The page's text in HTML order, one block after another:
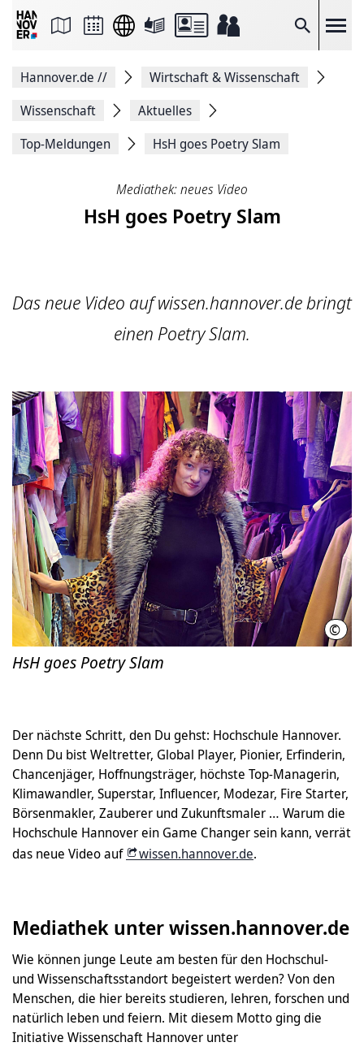
Suche
Seite
Facebook
teilen
Seitenlink
Hannover.de //
Wirtschaft & Wissenschaft
Wissenschaft
Aktuelles
Top-Meldungen
HsH goes Poetry Slam
Mediathek: neues Video
HsH goes Poetry Slam
Das neue Video auf wissen.hannover.de bringt
einen Poetry Slam.
©
HsH goes Poetry Slam
Der nächste Schritt, den Du gehst: Hochschule Hannover.
Denn Du bist Weltretter, Global Player, Pionier, Erfinderin,
Chancenjäger, Hoffnungsträger, höchste Top-Managerin,
Klimawandler, Superstar, Influencer, Modezar, Fire Starter,
Börsenmakler, Zauberer und Zukunftsmaler … Warum die
Hochschule Hannover ein Game Changer sein kann, verrät
das neue Video auf
wissen.hannover.de.
Mediathek unter wissen.hannover.de
Wie können junge Leute am besten für den Hochschul-
und Wissenschaftsstandort begeistert werden? Von den
Menschen, die hier bereits studieren, lehren, forschen und
natürlich leben und feiern. Mit diesem Motto ging die
Initiative Wissenschaft Hannover unter